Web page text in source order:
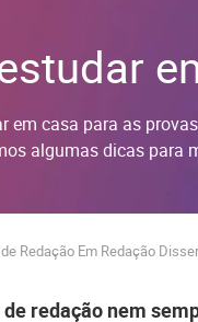
em casa para as
algumas dicas para
Redação Em Redação
redação nem